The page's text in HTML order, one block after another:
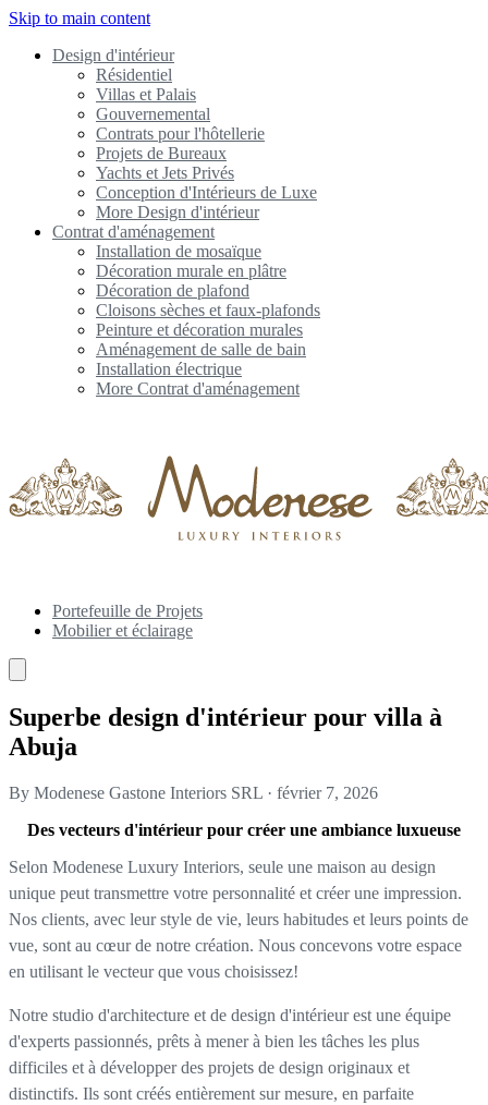
Skip to main content
Design d'intérieur
Résidentiel
Villas et Palais
Gouvernemental
Contrats pour l'hôtellerie
Projets de Bureaux
Yachts et Jets Privés
Conception d'Intérieurs de Luxe
More Design d'intérieur
Contrat d'aménagement
Installation de mosaïque
Décoration murale en plâtre
Décoration de plafond
Cloisons sèches et faux-plafonds
Peinture et décoration murales
Aménagement de salle de bain
Installation électrique
More Contrat d'aménagement
Portefeuille de Projets
Mobilier et éclairage
Superbe design d'intérieur pour villa à
Abuja
By Modenese Gastone Interiors SRL · février 7, 2026
Des vecteurs d'intérieur pour créer une ambiance luxueuse
Selon Modenese Luxury Interiors, seule une maison au design
unique peut transmettre votre personnalité et créer une impression.
Nos clients, avec leur style de vie, leurs habitudes et leurs points de
vue, sont au cœur de notre création. Nous concevons votre espace
en utilisant le vecteur que vous choisissez!
Notre studio d'architecture et de design d'intérieur est une équipe
d'experts passionnés, prêts à mener à bien les tâches les plus
difficiles et à développer des projets de design originaux et
distinctifs. Ils sont créés entièrement sur mesure, en parfaite